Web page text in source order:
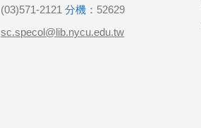
(03)571-2121 分機： 52629
sc.specol@lib.nycu.edu.tw